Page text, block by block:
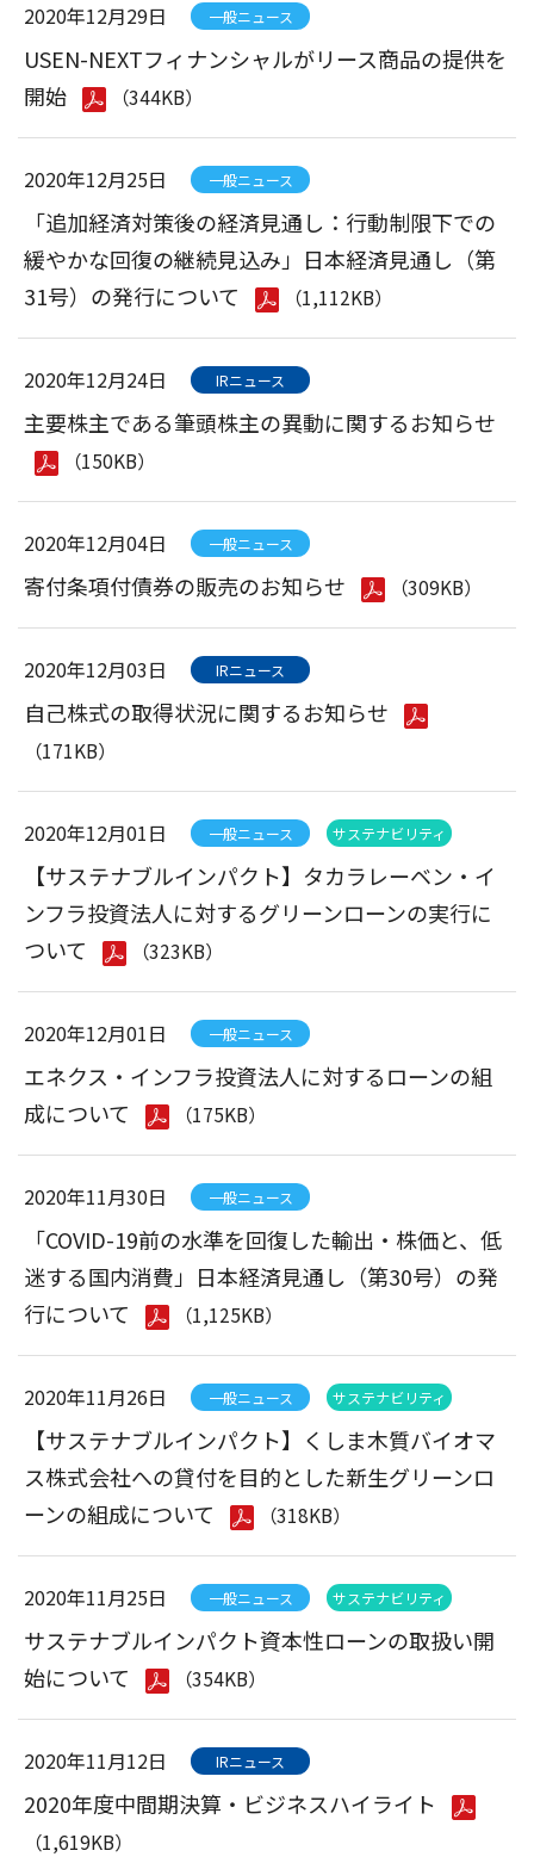
2020年12月29日 一般ニュース
USEN-NEXTフィナンシャルがリース商品の提供を
開始
（344KB）
2020年12月25日 一般ニュース
「追加経済対策後の経済見通し：行動制限下での
緩やかな回復の継続見込み」日本経済見通し（第
31号）の発行について
（1,112KB）
2020年12月24日 IRニュース
主要株主である筆頭株主の異動に関するお知らせ
（150KB）
2020年12月04日 一般ニュース
寄付条項付債券の販売のお知らせ （309KB）
2020年12月03日 IRニュース
自己株式の取得状況に関するお知らせ
（171KB）
2020年12月01日 一般ニュース サステナビリティ
【サステナブルインパクト】タカラレーベン・イ
ンフラ投資法人に対するグリーンローンの実行に
ついて
（323KB）
2020年12月01日 一般ニュース
エネクス・インフラ投資法人に対するローンの組
成について
（175KB）
2020年11月30日 一般ニュース
「COVID-19前の水準を回復した輸出・株価と、低
迷する国内消費」日本経済見通し（第30号）の発
行について
（1,125KB）
2020年11月26日 一般ニュース サステナビリティ
【サステナブルインパクト】くしま木質バイオマ
ス株式会社への貸付を目的とした新生グリーンロ
ーンの組成について
（318KB）
2020年11月25日 一般ニュース サステナビリティ
サステナブルインパクト資本性ローンの取扱い開
始について
（354KB）
2020年11月12日 IRニュース
2020年度中間期決算・ビジネスハイライト
（1,619KB）